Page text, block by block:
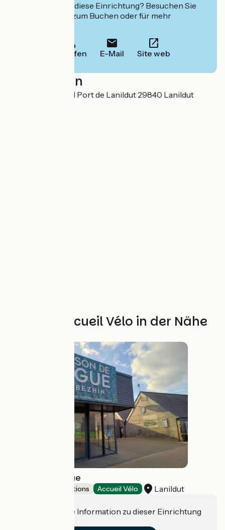
Interessiert Sie diese Einrichtung? Besuchen Sie
deren Website zum Buchen oder für mehr
Anrufen E-Mail Site web
Localisation
Quai de Cambarell Port de Lanildut 29840 Lanildut
Weitere Accueil Vélo in der Nähe
Maison de l'Algue
Museums & attractions Accueil Vélo Lanildut
Haben Sie eine Information zu dieser Einrichtung